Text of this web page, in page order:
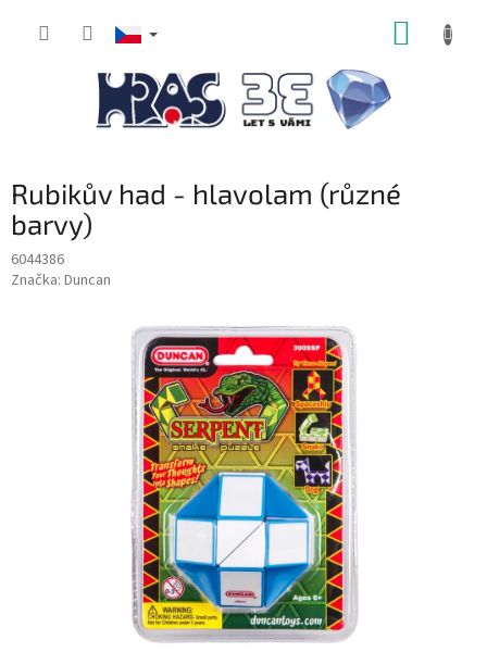
Rubikův had - hlavolam (různé
barvy)
6044386
Značka: Duncan